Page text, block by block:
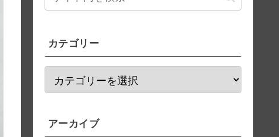
カテゴリー
アーカイブ